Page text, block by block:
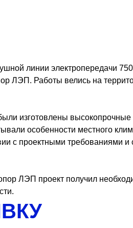
линии электропередачи
ЛЭП. Работы велись на
изготовлены
особенности местного
с проектными требованиями
ЛЭП проект получил